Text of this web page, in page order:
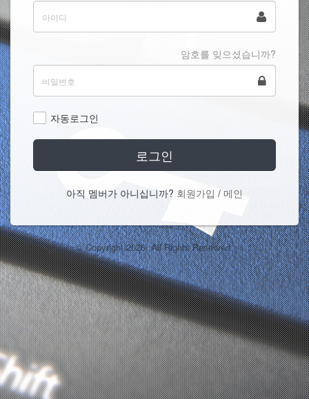
암호를 잊으셨습니까?
자동로그인
로그인
아직 멤버가 아니십니까? 회원가입 / 메인
© Copyright 2026. All Rights Reserved.